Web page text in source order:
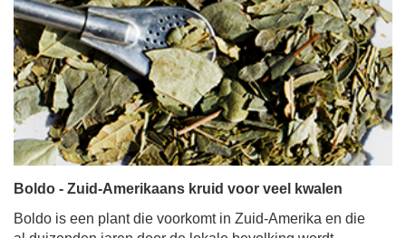
Boldo - Zuid-Amerikaans kruid voor veel kwalen
Boldo is een plant die voorkomt in Zuid-Amerika en die